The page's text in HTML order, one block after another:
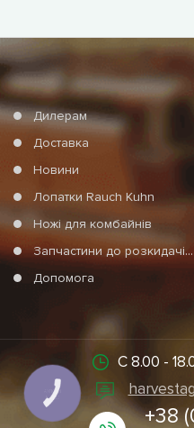
Дилерам
Доставка
Новини
Лопатки Rauch Kuhn
Ножі для комбайнів
Запчастини до розкидачів мінеральних добрив
Допомога
С 8.00 -
+38
КНОПКА
СВЯЗИ